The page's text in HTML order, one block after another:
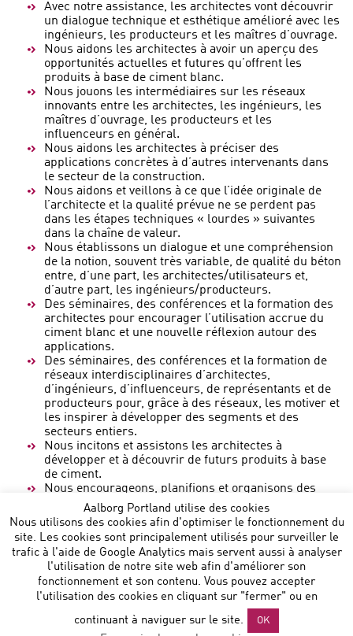
Avec notre assistance, les architectes vont découvrir
un dialogue technique et esthétique amélioré avec les
ingénieurs, les producteurs et les maîtres d’ouvrage.
Nous aidons les architectes à avoir un aperçu des
opportunités actuelles et futures qu’offrent les
produits à base de ciment blanc.
Nous jouons les intermédiaires sur les réseaux
innovants entre les architectes, les ingénieurs, les
maîtres d’ouvrage, les producteurs et les
influenceurs en général.
Nous aidons les architectes à préciser des
applications concrètes à d’autres intervenants dans
le secteur de la construction.
Nous aidons et veillons à ce que l’idée originale de
l’architecte et la qualité prévue ne se perdent pas
dans les étapes techniques « lourdes » suivantes
dans la chaîne de valeur.
Nous établissons un dialogue et une compréhension
de la notion, souvent très variable, de qualité du béton
entre, d’une part, les architectes/utilisateurs et,
d’autre part, les ingénieurs/producteurs.
Des séminaires, des conférences et la formation des
architectes pour encourager l’utilisation accrue du
ciment blanc et une nouvelle réflexion autour des
applications.
Des séminaires, des conférences et la formation de
réseaux interdisciplinaires d’architectes,
d’ingénieurs, d’influenceurs, de représentants et de
producteurs pour, grâce à des réseaux, les motiver et
les inspirer à développer des segments et des
secteurs entiers.
Nous incitons et assistons les architectes à
développer et à découvrir de futurs produits à base
de ciment.
Nous encourageons, planifions et organisons des
ateliers pour architectes, designers et étudiants.
Aalborg Portland utilise des cookies
Nous utilisons des cookies afin d'optimiser le fonctionnement du
site. Les cookies sont principalement utilisés pour surveiller le
trafic à l'aide de Google Analytics mais servent aussi à analyser
l'utilisation de notre site web afin d'améliorer son
fonctionnement et son contenu. Vous pouvez accepter
l'utilisation des cookies en cliquant sur "fermer" ou en
continuant à naviguer sur le site. OK
Aalborg Portland Belgium NV
:: Noorderlaan 147 B 9 :: B-
2030 Antwerp :: T: +32 472864729 ::